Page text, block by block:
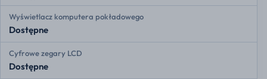
Wyświetlacz komputera pokładowego
Dostępne
Cyfrowe zegary LCD
Dostępne